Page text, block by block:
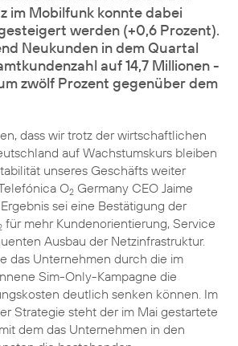
im Mobilfunk konnte dabei
werden (+0,6 Prozent).
Neukunden in dem Quartal
auf 14,7 Millionen -
zwölf Prozent gegenüber dem
dass wir trotz der wirtschaftlichen
auf Wachstumskurs bleiben
unseres Geschäfts weiter
O2 Germany CEO Jaime
sei eine Bestätigung der
für mehr Kundenorientierung, Service
Ausbau der Netzinfrastruktur.
das Unternehmen durch die im
Sim-Only-Kampagne die
deutlich senken können. Im
Strategie steht der im Mai gestartete
dem das Unternehmen in den